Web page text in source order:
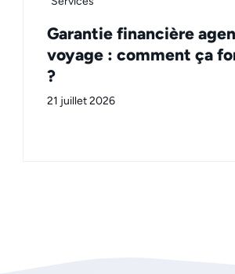
Garantie financière
voyage : comment ça
?
21 juillet 2026